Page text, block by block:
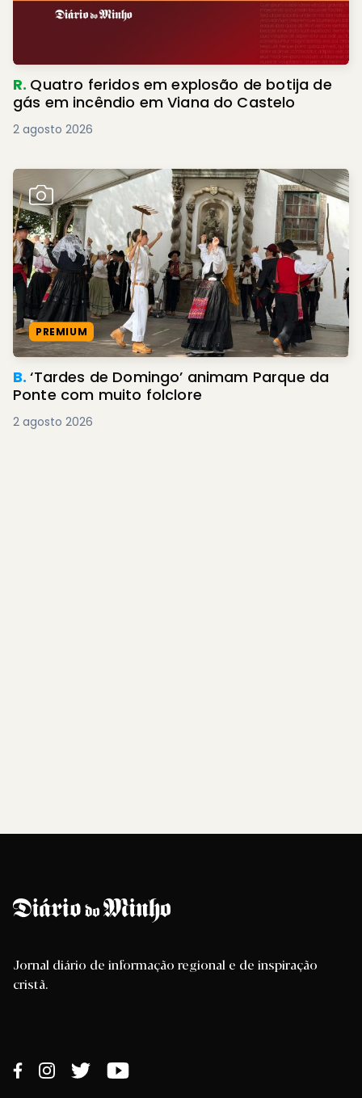
R. Quatro feridos em explosão de botija de
gás em incêndio em Viana do Castelo
2 agosto 2026
PREMIUM
B.‘Tardes de Domingo’ animam Parque da
Ponte com muito folclore
2 agosto 2026
Jornal diário de informação regional e de inspiração
cristã.